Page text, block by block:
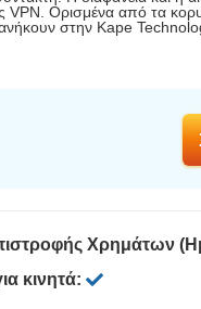
VPN. Ορισμένα από τα
στην Kape
Χρημάτων
κινητά: